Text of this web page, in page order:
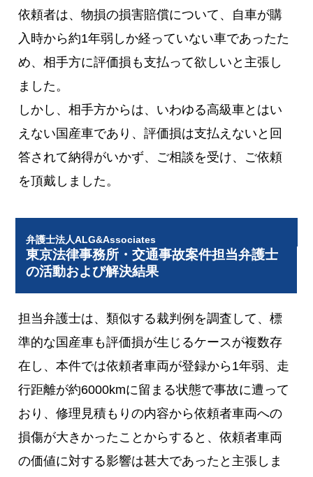
依頼者は、物損の損害賠償について、自車が購
入時から約1年弱しか経っていない車であったた
め、相手方に評価損も支払って欲しいと主張し
ました。
しかし、相手方からは、いわゆる高級車とはい
えない国産車であり、評価損は支払えないと回
答されて納得がいかず、ご相談を受け、ご依頼
を頂戴しました。
弁護士法人ALG&Associates
東京法律事務所・交通事故案件担当弁護士
の活動および解決結果
担当弁護士は、類似する裁判例を調査して、標
準的な国産車も評価損が生じるケースが複数存
在し、本件では依頼者車両が登録から1年弱、走
行距離が約6000kmに留まる状態で事故に遭って
おり、修理見積もりの内容から依頼者車両への
損傷が大きかったことからすると、依頼者車両
の価値に対する影響は甚大であったと主張しま